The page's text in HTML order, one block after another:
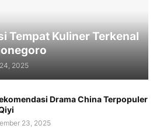
Tempat Kuliner Terkenal
2025
Drama China Terpopuler
23, 2025